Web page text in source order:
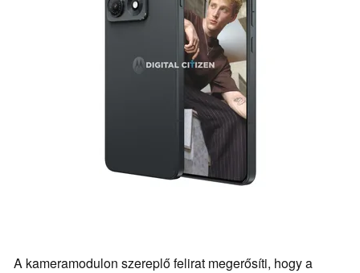
A kameramodulon szereplő felirat megerősíti, hogy a